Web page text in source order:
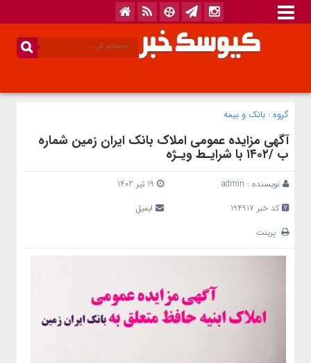
گروه : بانک‌ و بیمه
آگهی مزایده عمومی املاک بانک ایران زمین شماره
ب /۱۴۰۲ با شرایـط ویـژه
نویسنده : admin
کد خبر 194917
ایمیل
پرینت